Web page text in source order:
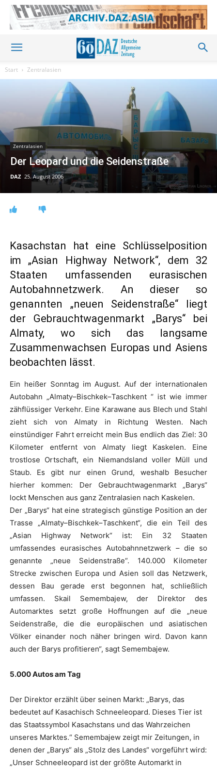
Start Zentralasien
Zentralasien
Der Leopard und die Seidenstraße
DAZ 25. August 2006
Kasachstan hat eine Schlüsselposition
im „Asian Highway Network“, dem 32
Staaten umfassenden eurasischen
Autobahnnetzwerk. An dieser so
genannten „neuen Seidenstraße“ liegt
der Gebrauchtwagenmarkt „Barys“ bei
Almaty, wo sich das langsame
Zusammenwachsen Europas und Asiens
beobachten lässt.
Ein heißer Sonntag im August. Auf der internationalen
Autobahn „Almaty–Bischkek–Taschkent “ ist wie immer
zähflüssiger Verkehr. Eine Karawane aus Blech und Stahl
zieht sich von Almaty in Richtung Westen. Nach
einstündiger Fahrt erreicht mein Bus endlich das Ziel: 30
Kilometer entfernt von Almaty liegt Kaskelen. Eine
trostlose Ortschaft, ein Niemandsland voller Müll und
Staub. Es gibt nur einen Grund, weshalb Besucher
hierher kommen: Der Gebrauchtwagenmarkt „Barys“
lockt Menschen aus ganz Zentralasien nach Kaskelen.
Der „Barys“ hat eine strategisch günstige Position an der
Trasse „Almaty–Bischkek–Taschkent“, die ein Teil des
„Asian Highway Network“ ist: Ein 32 Staaten
umfassendes eurasisches Autobahnnetzwerk – die so
genannte „neue Seidenstraße“. 140.000 Kilometer
Strecke zwischen Europa und Asien soll das Netzwerk,
dessen Bau gerade erst begonnen hat, schließlich
umfassen. Skail Semembajew, der Direktor des
Automarktes setzt große Hoffnungen auf die „neue
Seidenstraße, die die europäischen und asiatischen
Völker einander noch näher bringen wird. Davon kann
auch der Barys profitieren“, sagt Semembajew.
5.000 Autos am Tag
Der Direktor erzählt über seinen Markt: „Barys, das
bedeutet auf Kasachisch Schneeleopard. Dieses Tier ist
das Staatssymbol Kasachstans und das Wahrzeichen
unseres Marktes.“ Semembajew zeigt mir Zeitungen, in
denen der „Barys“ als „Stolz des Landes“ vorgeführt wird:
„Unser Schneeleopard ist der größte Automarkt in